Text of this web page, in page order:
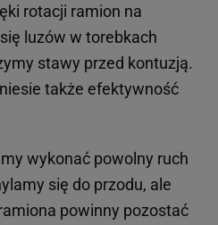
rotacji ramion na
luzów w torebkach
stawy przed kontuzją.
także efektywność
wykonać powolny ruch
się do przodu, ale
powinny pozostać